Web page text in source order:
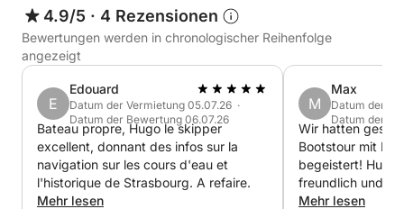
Sonnenuntergang
🌇 Ein magischer Moment, ideal für einen
romantischen Abend, einen Jahrestag oder einen
besonderen Anlass.
⸻
🛥️ Das Boot – Picasso
4.9/5 · 4 Rezensionen
Bewertungen werden in chronologischer Reihenfolge
angezeigt
E
Edouard
Datum der Vermietung 05.07.26 ·
Datum der Bewertung 06.07.26
Bateau propre, Hugo le skipper
excellent, donnant des infos sur la
navigation sur les cours d'eau et
l'historique de Strasbourg. A refaire.
Mehr lesen
M
Max
Datum der
Datum der
Wir hatten
Bootstour mit
begeistert! Hugo
freundlich und
eine ganz
Mehr lesen